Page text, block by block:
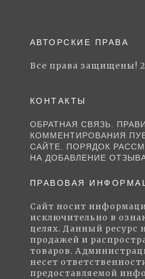
АВТОРСКИЕ ПРАВА
Все права защищены!
КОНТАКТЫ
ОБРАТНАЯ СВЯЗЬ.
КОММЕНТИРОВАНИЯ
САЙТЕ. ПОРЯДОК
НА ДОБАВЛЕНИЕ
ПРАВОВАЯ
Сайт носит
исключительно в
целях. Данный ресурс
продажей и
товаров.
несет
предоставляемой